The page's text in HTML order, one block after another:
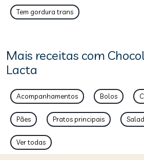
Tem gordura trans
Mais receitas com
Lacta
Acompanhamentos Bolos
Pães Pratos principais
Ver todas